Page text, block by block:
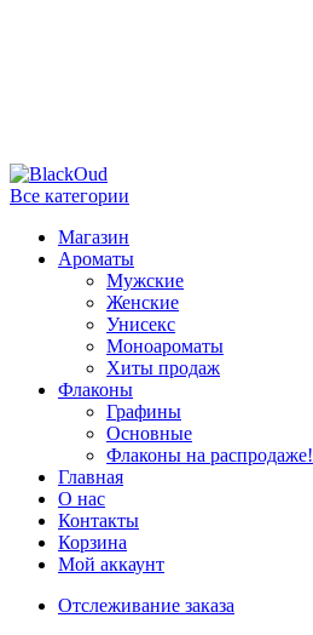
Все категории
Магазин
Ароматы
Мужские
Женские
Унисекс
Моноароматы
Хиты продаж
Флаконы
Графины
Основные
Флаконы на распродаже!
Главная
О нас
Контакты
Корзина
Мой аккаунт
Отслеживание заказа